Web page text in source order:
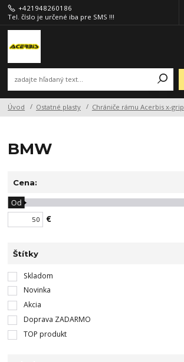
+421948260186
Tel. číslo je určené iba pre SMS !!!
Úvod Ostatné plasty Chrániče rámu Acerbis x-grip
BMW
Cena:
€
Od
Štítky
Skladom
Novinka
Akcia
Doprava ZADARMO
TOP produkt